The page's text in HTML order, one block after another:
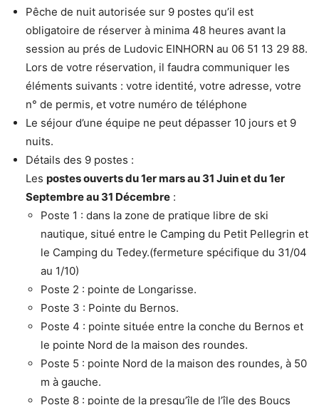
Pêche de nuit autorisée sur 9 postes qu’il est
obligatoire de réserver à minima 48 heures avant la
session au prés de Ludovic EINHORN au 06 51 13 29 88.
Lors de votre réservation, il faudra communiquer les
éléments suivants : votre identité, votre adresse, votre
n° de permis, et votre numéro de téléphone
Le séjour d’une équipe ne peut dépasser 10 jours et 9
nuits.
Détails des 9 postes :
Les postes ouverts du 1er mars au 31 Juin et du 1er
Septembre au 31 Décembre :
Poste 1 : dans la zone de pratique libre de ski
nautique, situé entre le Camping du Petit Pellegrin et
le Camping du Tedey.(fermeture spécifique du 31/04
au 1/10)
Poste 2 : pointe de Longarisse.
Poste 3 : Pointe du Bernos.
Poste 4 : pointe située entre la conche du Bernos et
le pointe Nord de la maison des roundes.
Poste 5 : pointe Nord de la maison des roundes, à 50
m à gauche.
Poste 8 : pointe de la presqu’île de l’île des Boucs